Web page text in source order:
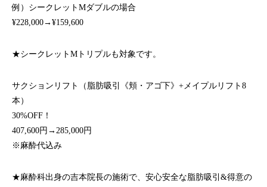
例）シークレットMダブルの場合
¥228,000→¥159,600
★シークレットMトリプルも対象です。
サクションリフト（脂肪吸引《頬・アゴ下》+メイプルリフト8
本）
30%OFF！
407,600円→285,000円
※麻酔代込み
★麻酔科出身の吉本院長の施術で、安心安全な脂肪吸引&得意の